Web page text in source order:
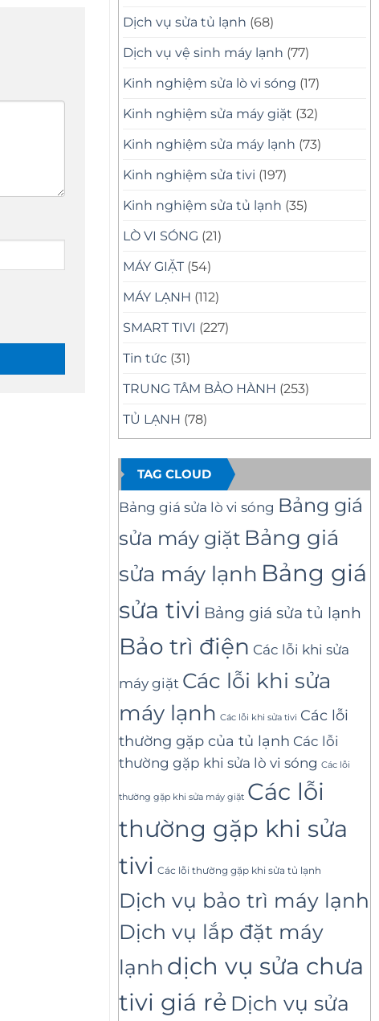
Dịch vụ sửa tủ lạnh (68)
Dịch vụ vệ sinh máy lạnh (77)
Kinh nghiệm sửa lò vi sóng (17)
Kinh nghiệm sửa máy giặt (32)
Kinh nghiệm sửa máy lạnh (73)
Kinh nghiệm sửa tivi (197)
Kinh nghiệm sửa tủ lạnh (35)
LÒ VI SÓNG (21)
MÁY GIẶT (54)
MÁY LẠNH (112)
SMART TIVI (227)
Tin tức (31)
TRUNG TÂM BẢO HÀNH (253)
TỦ LẠNH (78)
TAG CLOUD
Bảng giá sửa lò vi sóng Bảng giá
sửa máy giặt Bảng giá
sửa máy lạnh Bảng giá
sửa tivi Bảng giá sửa tủ lạnh
Bảo trì điện Các lỗi khi sửa
máy giặt Các lỗi khi sửa
máy lạnh Các lỗi khi sửa tivi Các lỗi
thường gặp của tủ lạnh Các lỗi
thường gặp khi sửa lò vi sóng Các lỗi
thường gặp khi sửa máy giặt Các lỗi
thường gặp khi sửa
tivi Các lỗi thường gặp khi sửa tủ lạnh
Dịch vụ bảo trì máy lạnh
Dịch vụ lắp đặt máy
lạnh dịch vụ sửa chưa
tivi giá rẻ Dịch vụ sửa